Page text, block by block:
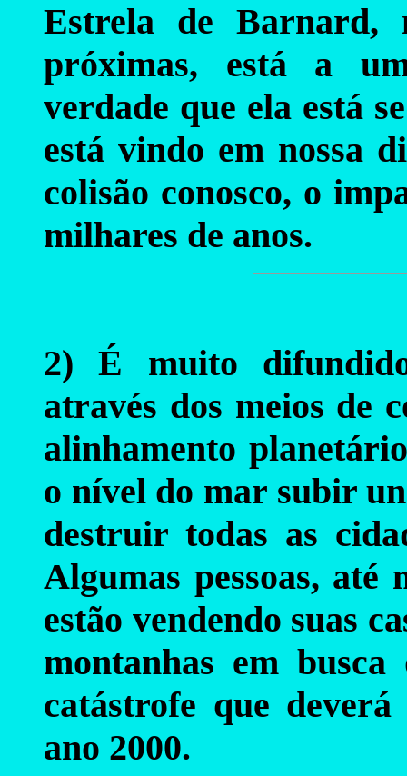
Estrela de Barnard,
próximas, está a
verdade que ela está
está vindo em nossa
colisão conosco, o
milhares de anos.
2) É muito
através dos meios de
alinhamento
o nível do mar subir
destruir todas as
Algumas pessoas,
estão vendendo suas
montanhas em
catástrofe que
ano 2000.